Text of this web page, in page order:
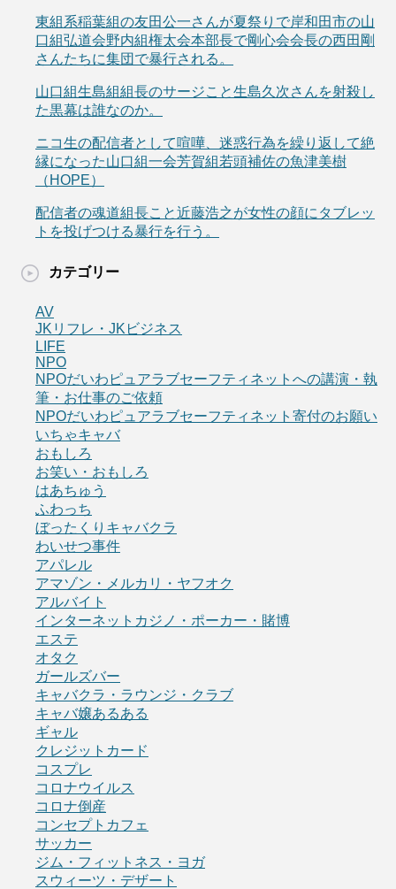
東組系稲葉組の友田公一さんが夏祭りで岸和田市の山
口組弘道会野内組権太会本部長で剛心会会長の西田剛
さんたちに集団で暴行される。
山口組生島組組長のサージこと生島久次さんを射殺し
た黒幕は誰なのか。
ニコ生の配信者として喧嘩、迷惑行為を繰り返して絶
縁になった山口組一会芳賀組若頭補佐の魚津美樹
（HOPE）
配信者の魂道組長こと近藤浩之が女性の顔にタブレッ
トを投げつける暴行を行う。
カテゴリー
AV
JKリフレ・JKビジネス
LIFE
NPO
NPOだいわピュアラブセーフティネットへの講演・執
筆・お仕事のご依頼
NPOだいわピュアラブセーフティネット寄付のお願い
いちゃキャバ
おもしろ
お笑い・おもしろ
はあちゅう
ふわっち
ぼったくりキャバクラ
わいせつ事件
アパレル
アマゾン・メルカリ・ヤフオク
アルバイト
インターネットカジノ・ポーカー・賭博
エステ
オタク
ガールズバー
キャバクラ・ラウンジ・クラブ
キャバ嬢あるある
ギャル
クレジットカード
コスプレ
コロナウイルス
コロナ倒産
コンセプトカフェ
サッカー
ジム・フィットネス・ヨガ
スウィーツ・デザート